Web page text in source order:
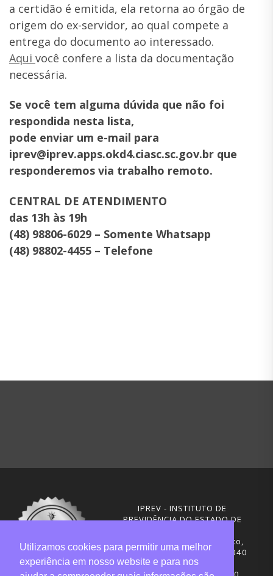
a certidão é emitida, ela retorna ao órgão de
origem do ex-servidor, ao qual compete a
entrega do documento ao interessado.
Aqui você confere a lista da documentação
necessária.
Se você tem alguma dúvida que não foi
respondida nesta lista,
pode enviar um e-mail para
iprev@iprev.apps.okd4.ciasc.sc.gov.br que
responderemos via trabalho remoto.
CENTRAL DE ATENDIMENTO
das 13h às 19h
(48) 98806-6029 – Somente Whatsapp
(48) 98802-4455 – Telefone
IPREV - INSTITUTO DE
PREVIDÊNCIA DO ESTADO DE
Rua Visconde de Ouro Preto,
291 – Centro - CEP: 88020-040
Florianópolis - SC
Utilizamos cookies para permitir uma melhor
experiência em nosso website e para nos